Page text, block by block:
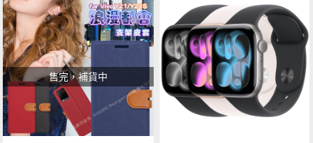
售完，補貨中